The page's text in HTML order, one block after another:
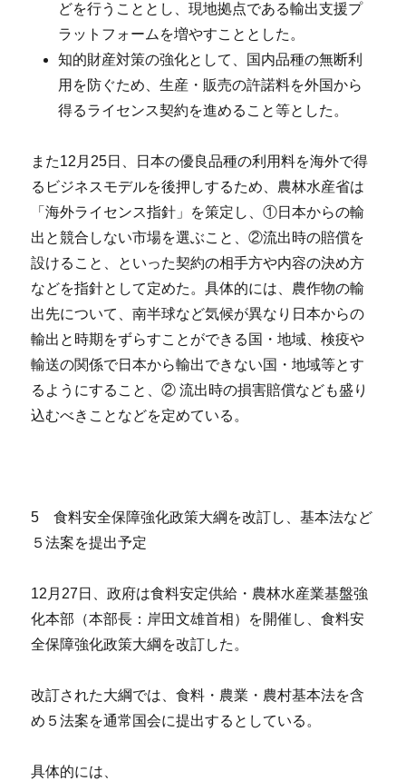
どを行うこととし、現地拠点である輸出支援プ
ラットフォームを増やすこととした。
知的財産対策の強化として、国内品種の無断利
用を防ぐため、生産・販売の許諾料を外国から
得るライセンス契約を進めること等とした。
また12月25日、日本の優良品種の利用料を海外で得
るビジネスモデルを後押しするため、農林水産省は
「海外ライセンス指針」を策定し、①日本からの輸
出と競合しない市場を選ぶこと、②流出時の賠償を
設けること、といった契約の相手方や内容の決め方
などを指針として定めた。具体的には、農作物の輸
出先について、南半球など気候が異なり日本からの
輸出と時期をずらすことができる国・地域、検疫や
輸送の関係で日本から輸出できない国・地域等とす
るようにすること、② 流出時の損害賠償なども盛り
込むべきことなどを定めている。
5 食料安全保障強化政策大綱を改訂し、基本法など
５法案を提出予定
12月27日、政府は食料安定供給・農林水産業基盤強
化本部（本部長：岸田文雄首相）を開催し、食料安
全保障強化政策大綱を改訂した。
改訂された大綱では、食料・農業・農村基本法を含
め５法案を通常国会に提出するとしている。
具体的には、